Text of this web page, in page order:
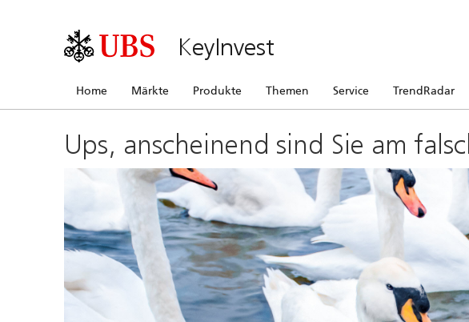
KeyInvest
Home Märkte Produkte Themen Service TrendRadar
Ups, anscheinend sind Sie am